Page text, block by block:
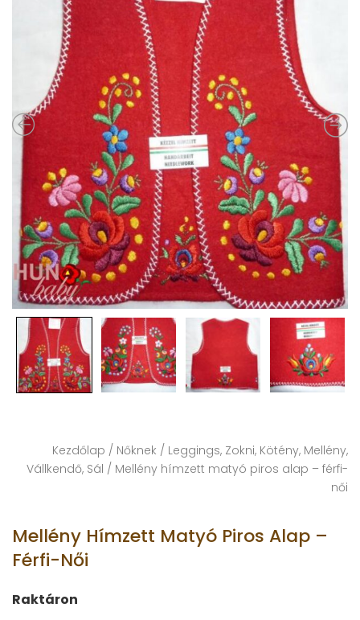
Kezdőlap / Nőknek / Leggings, Zokni, Kötény, Mellény,
Vállkendő, Sál / Mellény hímzett matyó piros alap – férfi-
női
Mellény Hímzett Matyó Piros Alap –
Férfi-Női
Raktáron